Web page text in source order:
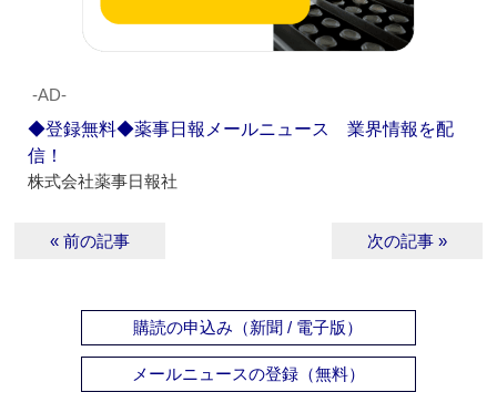
‐AD‐
◆登録無料◆薬事日報メールニュース 業界情報を配
信！
株式会社薬事日報社
« 前の記事 次の記事 »
購読の申込み（新聞 / 電子版）
メールニュースの登録（無料）